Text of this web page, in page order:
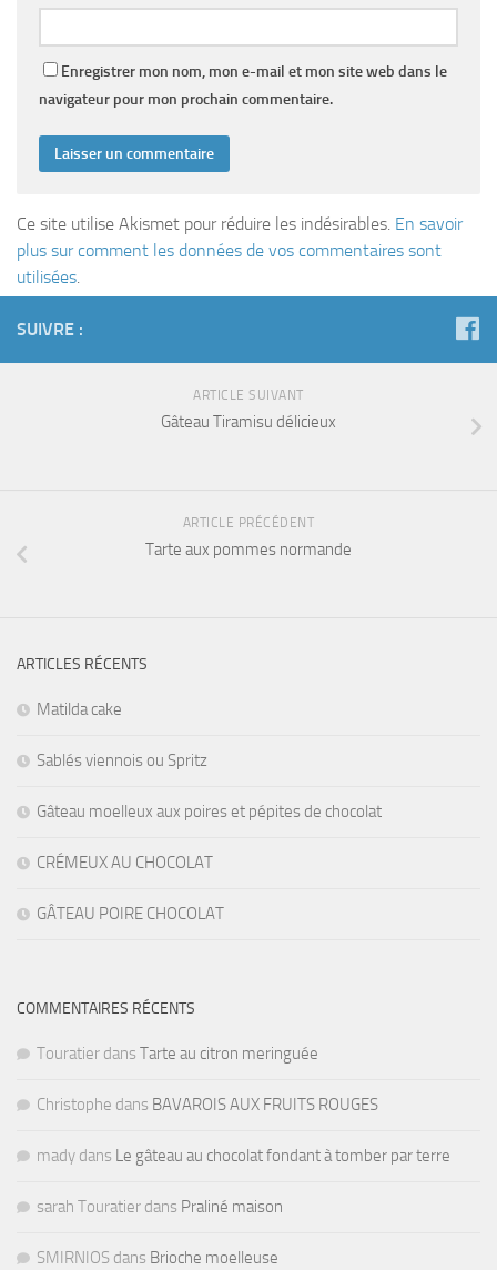
Enregistrer mon nom, mon e-mail et mon site web dans le
navigateur pour mon prochain commentaire.
Ce site utilise Akismet pour réduire les indésirables. En savoir
plus sur comment les données de vos commentaires sont
utilisées.
SUIVRE :
ARTICLE SUIVANT
Gâteau Tiramisu délicieux
ARTICLE PRÉCÉDENT
Tarte aux pommes normande
ARTICLES RÉCENTS
Matilda cake
Sablés viennois ou Spritz
Gâteau moelleux aux poires et pépites de chocolat
CRÉMEUX AU CHOCOLAT
GÂTEAU POIRE CHOCOLAT
COMMENTAIRES RÉCENTS
Touratier dans Tarte au citron meringuée
Christophe dans BAVAROIS AUX FRUITS ROUGES
mady dans Le gâteau au chocolat fondant à tomber par terre
sarah Touratier dans Praliné maison
SMIRNIOS dans Brioche moelleuse